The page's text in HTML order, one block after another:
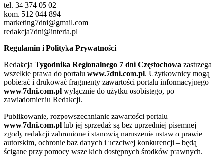
tel. 34 374 05 02
kom. 512 044 894
marketing7dni@gmail.com
redakcja7dni@interia.pl
Regulamin i Polityka Prywatności
Redakcja Tygodnika Regionalnego 7 dni Częstochowa zastrzega
wszelkie prawa do portalu www.7dni.com.pl. Użytkownicy mogą
pobierać i drukować fragmenty zawartości portalu informacyjnego
www.7dni.com.pl wyłącznie do użytku osobistego, po
zawiadomieniu Redakcji.
Publikowanie, rozpowszechnianie zawartości portalu
www.7dni.com.pl lub jej sprzedaż są bez uprzedniej pisemnej
zgody redakcji zabronione i stanowią naruszenie ustaw o prawie
autorskim, ochronie baz danych i uczciwej konkurencji – będą
ścigane przy pomocy wszelkich dostępnych środków prawnych.